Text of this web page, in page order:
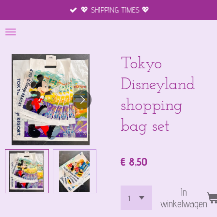
direct
naar
hoofdinhoud
💖 SHIPPING TIMES 💖
Tokyo
Disneyland
shopping
bag set
€ 8,50
In
winkelwagen